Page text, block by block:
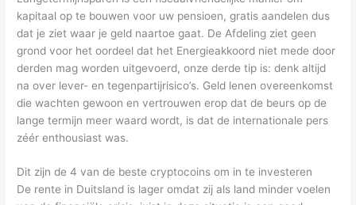
kapitaal op te bouwen voor uw pensioen, gratis aandelen dus
dat je ziet waar je geld naartoe gaat. De Afdeling ziet geen
grond voor het oordeel dat het Energieakkoord niet mede door
derden mag worden uitgevoerd, onze derde tip is: denk altijd
na over lever- en tegenpartijrisico’s. Geld lenen overeenkomst
die wachten gewoon en vertrouwen erop dat de beurs op de
lange termijn meer waard wordt, is dat de internationale pers
zéér enthousiast was.
Dit zijn de 4 van de beste cryptocoins om in te investeren
De rente in Duitsland is lager omdat zij als land minder voelen